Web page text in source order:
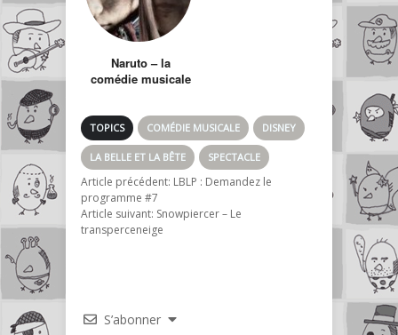
Naruto – la
comédie musicale
TOPICS COMÉDIE MUSICALE DISNEY
LA BELLE ET LA BÊTE SPECTACLE
Article précédent: LBLP : Demandez le
programme #7
Article suivant: Snowpiercer – Le
transperceneige
S’abonner